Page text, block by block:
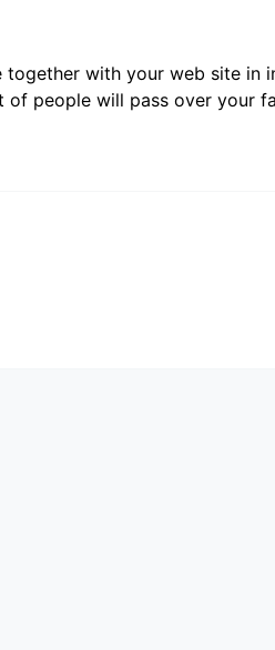
together with your web site
of people will pass over your